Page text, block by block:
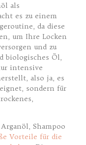
als
es zu einem
da diese
um Ihre Locken
und zu
biologisches Öl,
intensive
also ja, es
sondern für
Shampoo
Vorteile für die